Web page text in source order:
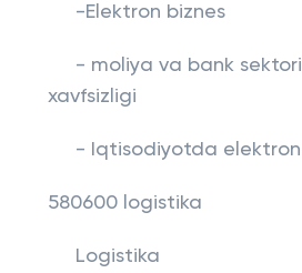
-Elektron biznes
- moliya va bank
xavfsizligi
- Iqtisodiyotda elektron
580600 logistika
Logistika